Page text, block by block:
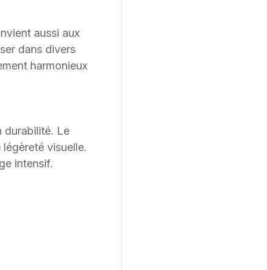
aussi aux
dans divers
harmonieux
durabilité. Le
visuelle.
intensif.